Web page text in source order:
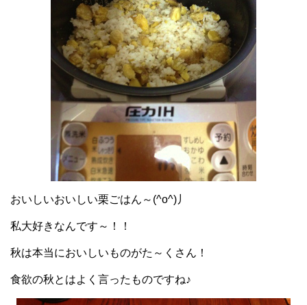
おいしいおいしい栗ごはん～(^o^)丿
私大好きなんです～！！
秋は本当においしいものがた～くさん！
食欲の秋とはよく言ったものですね♪